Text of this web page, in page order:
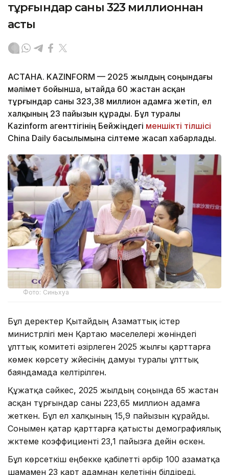
тұрғындар саны 323 миллионнан
асты
АСТАНА. KAZINFORM — 2025 жылдың соңындағы
мәлімет бойынша, Қытайда 60 жастан асқан
тұрғындар саны 323,38 миллион адамға жетіп, ел
халқының 23 пайызын құрады. Бұл туралы
Kazinform агенттігінің Бейжіңдегі меншікті тілшісі
China Daily басылымына сілтеме жасап хабарлады.
Фото: Синьхуа
Бұл деректер Қытайдың Азаматтық істер
министрлігі мен Қартаю мәселелері жөніндегі
ұлттық комитеті әзірлеген 2025 жылғы қарттарға
көмек көрсету жүйесінің дамуы туралы ұлттық
баяндамада келтірілген.
Құжатқа сәйкес, 2025 жылдың соңында 65 жастан
асқан тұрғындар саны 223,65 миллион адамға
жеткен. Бұл ел халқының 15,9 пайызын құрайды.
Сонымен қатар қарттарға қатысты демографиялық
жүктеме коэффициенті 23,1 пайызға дейін өскен.
Бұл көрсеткіш еңбекке қабілетті әрбір 100 азаматқа
шамамен 23 қарт адамнан келетінін білдіреді.